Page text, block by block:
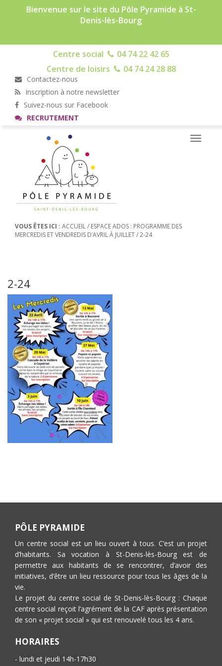
Bienvenue sur le site du Pôle Pyramide à St-
Denis-lès-Bourg
Centre social
04 74 22 42 65
Centre de loisirs
04 74 24 28 88
Contactez-nous
Inscription à notre newsletter
Suivez-nous sur Facebook
RECRUTEMENT
Toggle
VOUS ÊTES ICI : ACCUEIL/ ESPACE ADOS : PROGRAMME DES
MERCREDIS ET VENDREDIS D’AVRIL À JUILLET/2-24
2-24
PÔLE PYRAMIDE
Un centre social est un lieu ouvert à tous. C’est un projet
d’habitants. Sa vocation à St-Denis-lès-Bourg est de
permettre aux habitants de se rencontrer, d’avoir des
initiatives, d’être un lieu ressource pour tous les âges de la
vie.
Le projet du centre social de St-Denis-lès-Bourg : Chaque
centre social reçoit l’agrément de la CAF après présentation
de son « projet social » qui est renouvelé tous les 4 ans.
HORAIRES
- lundi et jeudi 14h-17h30